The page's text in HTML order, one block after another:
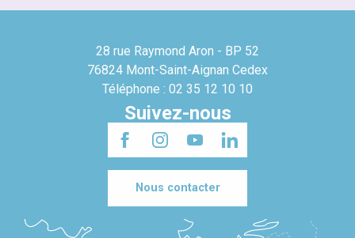
28 rue Raymond Aron - BP 52
76824 Mont-Saint-Aignan Cedex
Téléphone : 02 35 12 10 10
Suivez-nous
Nous contacter